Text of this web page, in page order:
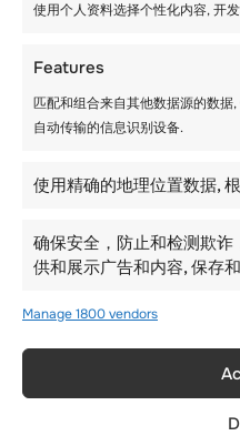
使用个人资料选择个性化内容, 开
Features
匹配和组合来自其他数据源的数据
自动传输的信息识别设备.
使用精确的地理位置数据,
确保安全，防止和检测欺诈
供和展示广告和内容, 保存
Manage 1800 vendors